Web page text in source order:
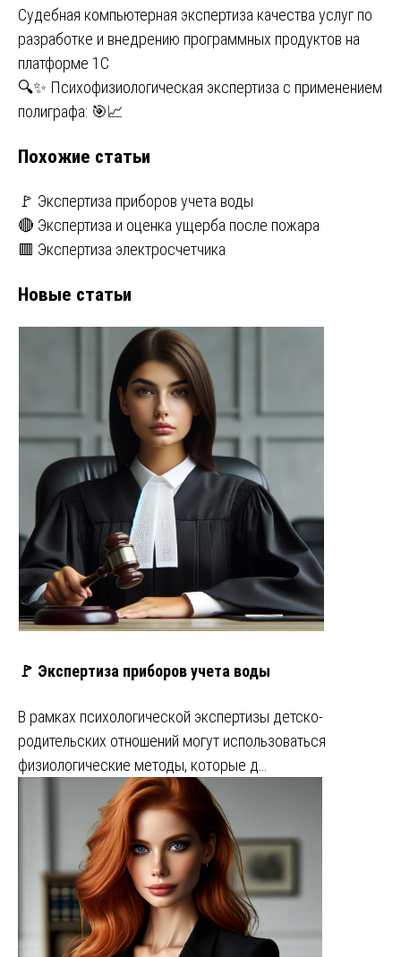
Навигация
по
записям
Судебная компьютерная экспертиза качества услуг по
разработке и внедрению программных продуктов на
платформе 1С
🔍✨ Психофизиологическая экспертиза с применением
полиграфа: 🎯📈
Похожие статьи
🚩 Экспертиза приборов учета воды
🔴 Экспертиза и оценка ущерба после пожара
🟥 Экспертиза электросчетчика
Новые статьи
🚩 Экспертиза приборов учета воды
В рамках психологической экспертизы детско-
родительских отношений могут использоваться
физиологические методы, которые д…